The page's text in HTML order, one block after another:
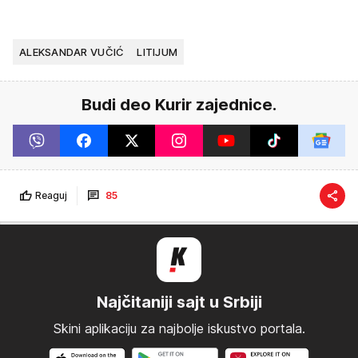
ALEKSANDAR VUČIĆ LITIJUM
Budi deo Kurir zajednice.
Reaguj 85
Najčitaniji sajt u Srbiji
Skini aplikaciju za najbolje iskustvo portala.